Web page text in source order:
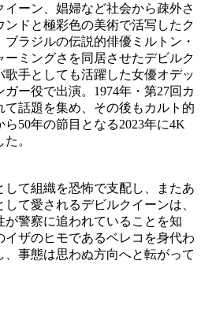
ーン、娼婦など社会から疎外さ
ドと極彩色の美術で活写したク
ラジルの伝説的俳優ミルトン・
ーミングさを同居させたデビルク
手としても活躍した女優オデッ
ー役で出演。1974年・第27回カ
て話題を集め、その後もカルト的
50年の節目となる2023年に4K
。
て組織を恐怖で支配し、またあ
て愛されるデビルクイーンは、
警察に追われていることを知
イザのヒモであるベレコを身代わ
、事態は思わぬ方向へと転がって